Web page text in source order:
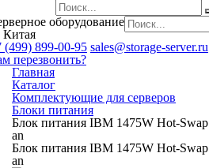
оборудование
Китая
(499) 899-00-95 sales@storage-server.ru
перезвонить?
Главная
Каталог
Комплектующие для серверов
Блоки питания
Блок питания IBM 1475W Hot-
an
Блок питания IBM 1475W Hot-
an